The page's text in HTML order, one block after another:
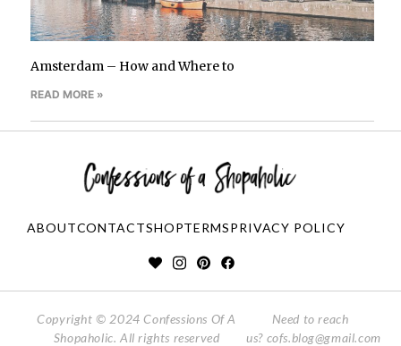
Amsterdam – How and Where to
READ MORE »
ABOUTCONTACTSHOPTERMSPRIVACY POLICY
Copyright © 2024 Confessions Of A
Shopaholic. All rights reserved
Need to reach
us? cofs.blog@gmail.com